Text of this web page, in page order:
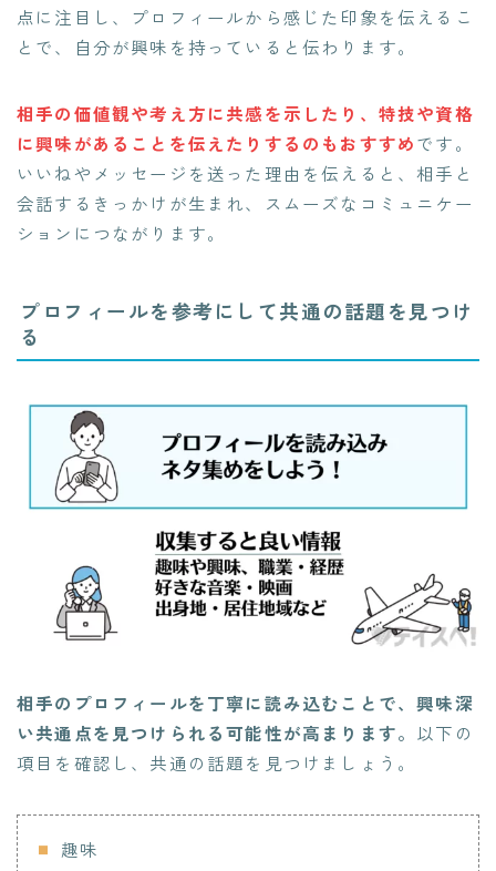
点に注目し、プロフィールから感じた印象を伝えるこ
とで、自分が興味を持っていると伝わります。
相手の価値観や考え方に共感を示したり、特技や資格
に興味があることを伝えたりするのもおすすめです。
いいねやメッセージを送った理由を伝えると、相手と
会話するきっかけが生まれ、スムーズなコミュニケー
ションにつながります。
プロフィールを参考にして共通の話題を見つけ
る
相手のプロフィールを丁寧に読み込むことで、興味深
い共通点を見つけられる可能性が高まります。 以下の
項目を確認し、共通の話題を見つけましょう。
趣味